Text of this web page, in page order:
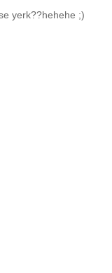
yerk??hehehe ;)